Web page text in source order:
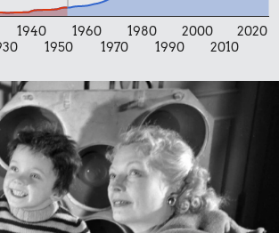
3,85 kr.
Hovedbanegården-
Lufthavnen
0,18 kr.
Sodavand
1940
1950
1960
1970
1980
1990
2000
2010
2020